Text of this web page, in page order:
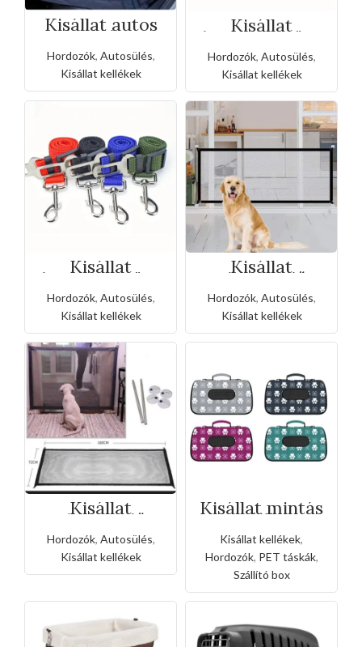
Kisállat autos
hátsóüléses
biztonsági
alátét (Nagy
méret)
Hordozók, Autosülés,
Kisállat kellékek
Kisállat
biztonsági öv-
2,0cm
Hordozók, Autosülés,
Kisállat kellékek
Kisállat
biztonsági öv-
2,5cm
Hordozók, Autosülés,
Kisállat kellékek
Kisállat
elszigetelő
hálósorompo(11
0cm-es)
Hordozók, Autosülés,
Kisállat kellékek
Kisállat
elszigetelő
hálósorompo(18
0cm-es)
Hordozók, Autosülés,
Kisállat kellékek
Kisállat mintás
szállító
Kisállat kellékek,
Hordozók, PET táskák,
Szállító box